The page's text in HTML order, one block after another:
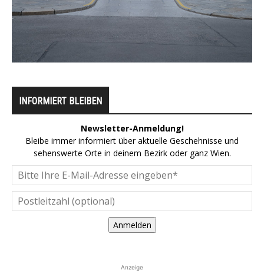
INFORMIERT BLEIBEN
Newsletter-Anmeldung!
Bleibe immer informiert über aktuelle Geschehnisse und
sehenswerte Orte in deinem Bezirk oder ganz Wien.
Anmelden
Anzeige